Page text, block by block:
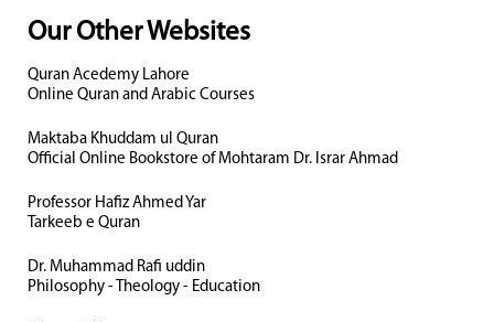
Our Other Websites
Quran Acedemy Lahore
Online Quran and Arabic Courses
Maktaba Khuddam ul Quran
Official Online Bookstore of Mohtaram Dr. Israr Ahmad
Professor Hafiz Ahmed Yar
Tarkeeb e Quran
Dr. Muhammad Rafi uddin
Philosophy - Theology - Education